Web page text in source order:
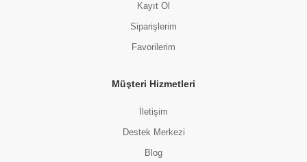
Kayıt Ol
Siparişlerim
Favorilerim
Müşteri Hizmetleri
İletişim
Destek Merkezi
Blog